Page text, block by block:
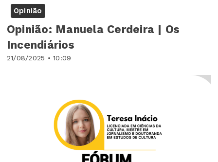
Opinião
21/08/2025 • 10:09
Opinião: Manuela Cerdeira | Os
Incendiários